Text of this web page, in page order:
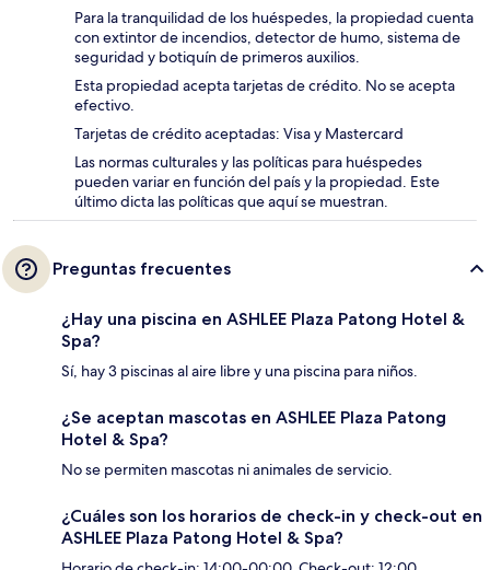
Para la tranquilidad de los huéspedes, la propiedad cuenta
con extintor de incendios, detector de humo, sistema de
seguridad y botiquín de primeros auxilios.
Esta propiedad acepta tarjetas de crédito. No se acepta
efectivo.
Tarjetas de crédito aceptadas: Visa y Mastercard
Las normas culturales y las políticas para huéspedes
pueden variar en función del país y la propiedad. Este
último dicta las políticas que aquí se muestran.
Preguntas frecuentes
¿Hay una piscina en ASHLEE Plaza Patong Hotel &
Spa?
Sí, hay 3 piscinas al aire libre y una piscina para niños.
¿Se aceptan mascotas en ASHLEE Plaza Patong
Hotel & Spa?
No se permiten mascotas ni animales de servicio.
¿Cuáles son los horarios de check-in y check-out en
ASHLEE Plaza Patong Hotel & Spa?